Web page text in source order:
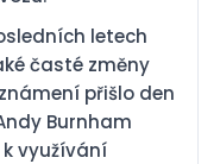
letech
časté změny
přišlo den
Burnham
využívání